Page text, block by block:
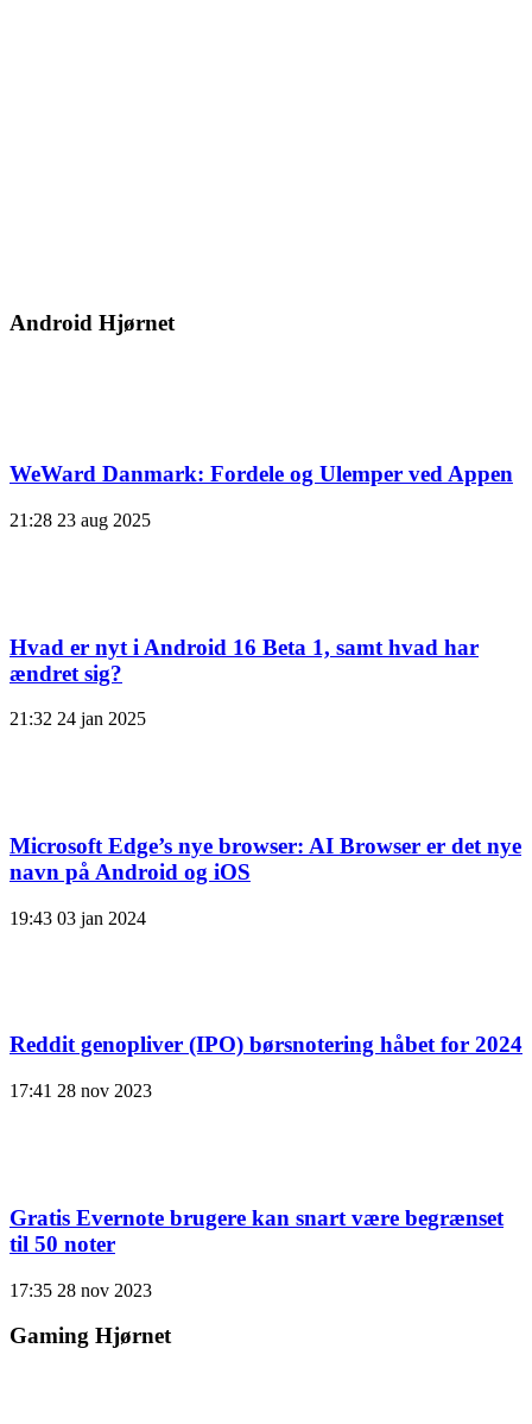
Android Hjørnet
WeWard Danmark: Fordele og Ulemper ved Appen
21:28 23 aug 2025
Hvad er nyt i Android 16 Beta 1, samt hvad har
ændret sig?
21:32 24 jan 2025
Microsoft Edge’s nye browser: AI Browser er det nye
navn på Android og iOS
19:43 03 jan 2024
Reddit genopliver (IPO) børsnotering håbet for 2024
17:41 28 nov 2023
Gratis Evernote brugere kan snart være begrænset
til 50 noter
17:35 28 nov 2023
Gaming Hjørnet